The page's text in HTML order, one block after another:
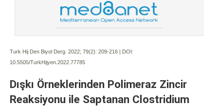
Turk Hij Den Biyol Derg. 2022; 79(2): 209-216 | DOI:
10.5505/TurkHijyen.2022.77785
Dışkı Örneklerinden Polimeraz Zincir
Reaksiyonu ile Saptanan Clostridium